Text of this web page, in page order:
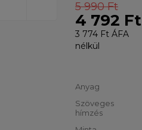
5 990 Ft
4 792 Ft
3 774 Ft ÁFA
nélkül
Anyag
Szöveges
hímzés